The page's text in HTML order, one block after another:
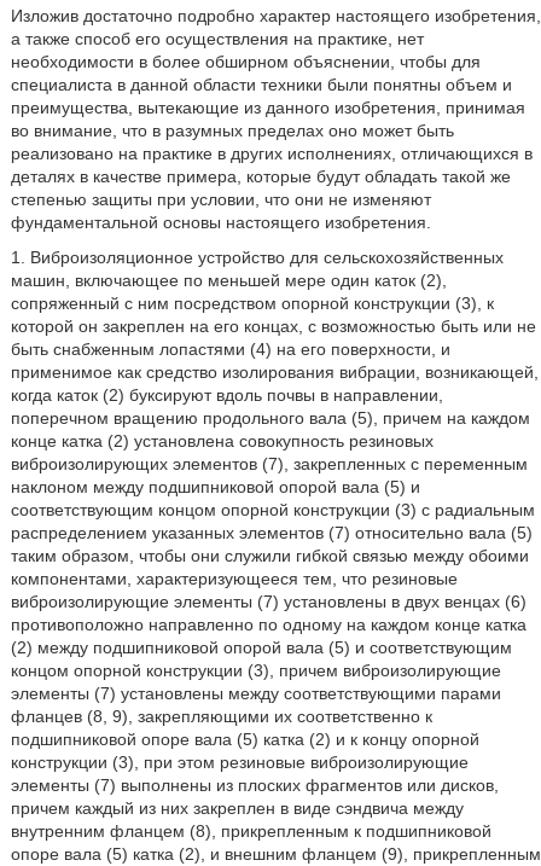
Изложив достаточно подробно характер настоящего изобретения,
а также способ его осуществления на практике, нет
необходимости в более обширном объяснении, чтобы для
специалиста в данной области техники были понятны объем и
преимущества, вытекающие из данного изобретения, принимая
во внимание, что в разумных пределах оно может быть
реализовано на практике в других исполнениях, отличающихся в
деталях в качестве примера, которые будут обладать такой же
степенью защиты при условии, что они не изменяют
фундаментальной основы настоящего изобретения.
1. Виброизоляционное устройство для сельскохозяйственных
машин, включающее по меньшей мере один каток (2),
сопряженный с ним посредством опорной конструкции (3), к
которой он закреплен на его концах, с возможностью быть или не
быть снабженным лопастями (4) на его поверхности, и
применимое как средство изолирования вибрации, возникающей,
когда каток (2) буксируют вдоль почвы в направлении,
поперечном вращению продольного вала (5), причем на каждом
конце катка (2) установлена совокупность резиновых
виброизолирующих элементов (7), закрепленных с переменным
наклоном между подшипниковой опорой вала (5) и
соответствующим концом опорной конструкции (3) с радиальным
распределением указанных элементов (7) относительно вала (5)
таким образом, чтобы они служили гибкой связью между обоими
компонентами, характеризующееся тем, что резиновые
виброизолирующие элементы (7) установлены в двух венцах (6)
противоположно направленно по одному на каждом конце катка
(2) между подшипниковой опорой вала (5) и соответствующим
концом опорной конструкции (3), причем виброизолирующие
элементы (7) установлены между соответствующими парами
фланцев (8, 9), закрепляющими их соответственно к
подшипниковой опоре вала (5) катка (2) и к концу опорной
конструкции (3), при этом резиновые виброизолирующие
элементы (7) выполнены из плоских фрагментов или дисков,
причем каждый из них закреплен в виде сэндвича между
внутренним фланцем (8), прикрепленным к подшипниковой
опоре вала (5) катка (2), и внешним фланцем (9), прикрепленным